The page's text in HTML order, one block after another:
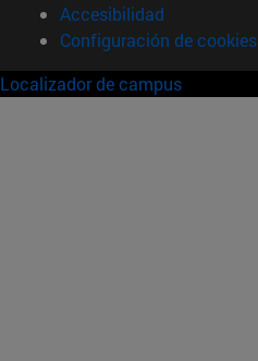
Accesibilidad
Configuración de cookies
Localizador de campus